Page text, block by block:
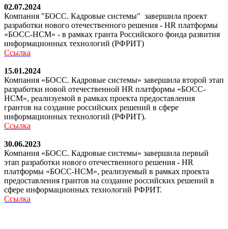
02.07.2024
Компания "БОСС. Кадровые системы" завершила проект
разработки нового отечественного решения - HR платформы
«БОСС-HCM» - в рамках гранта Российского фонда развития
информационных технологий (РФРИТ)
Ссылка
15.01.2024
Компания «БОСС. Кадровые системы» завершила второй этап
разработки новой отечественной HR платформы «БОСС-
HCM», реализуемой в рамках проекта предоставления
грантов на создание российских решений в сфере
информационных технологий (РФРИТ).
Ссылка
30.06.2023
Компания «БОСС. Кадровые системы» завершила первый
этап разработки нового отечественного решения - HR
платформы «БОСС-HCM», реализуемый в рамках проекта
предоставления грантов на создание российских решений в
сфере информационных технологий РФРИТ.
Ссылка